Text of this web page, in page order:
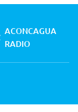
ACONCAGUA
RADIO